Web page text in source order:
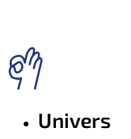
Univers